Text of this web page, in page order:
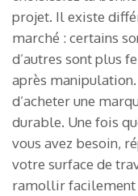
projet. Il existe
marché : certains
d’autres sont plus
après manipulation.
d’acheter une
durable. Une fois
vous avez besoin,
votre surface de
ramollir facilement